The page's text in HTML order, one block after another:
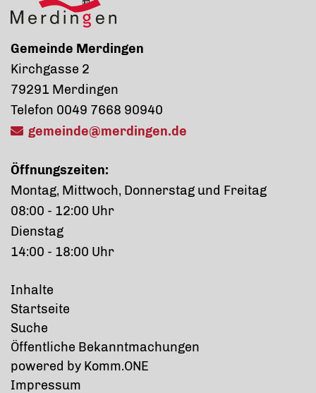
Gemeinde Merdingen
Kirchgasse 2
79291 Merdingen
Telefon 0049 7668 90940
gemeinde@merdingen.de
Öffnungszeiten:
Montag, Mittwoch, Donnerstag und Freitag
08:00 - 12:00 Uhr
Dienstag
14:00 - 18:00 Uhr
Inhalte
Startseite
Suche
Öffentliche Bekanntmachungen
powered by Komm.ONE
Impressum